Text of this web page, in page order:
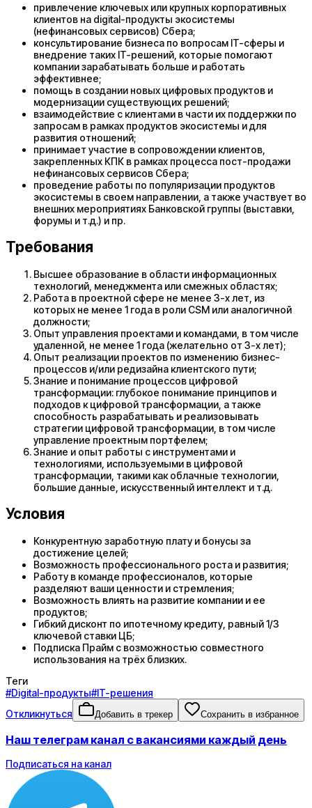
привлечение ключевых или крупных корпоративных
клиентов на digital-продукты экосистемы
(нефинансовых сервисов) Сбера;
консультирование бизнеса по вопросам IT-сферы и
внедрение таких IT-решений, которые помогают
компании зарабатывать больше и работать
эффективнее;
помощь в создании новых цифровых продуктов и
модернизации существующих решений;
взаимодействие с клиентами в части их поддержки по
запросам в рамках продуктов экосистемы и для
развития отношений;
принимает участие в сопровождении клиентов,
закрепленных КПК в рамках процесса пост-продажи
нефинансовых сервисов Сбера;
проведение работы по популяризации продуктов
экосистемы в своем направлении, а также участвует во
внешних мероприятиях Банковской группы (выставки,
форумы и т.д.) и пр.
Требования
Высшее образование в области информационных
технологий, менеджмента или смежных областях;
Работа в проектной сфере не менее 3-х лет, из
которых не менее 1 года в роли CSM или аналогичной
должности;
Опыт управления проектами и командами, в том числе
удаленной, не менее 1 года (желательно от 3-х лет);
Опыт реализации проектов по изменению бизнес-
процессов и/или редизайна клиентского пути;
Знание и понимание процессов цифровой
трансформации: глубокое понимание принципов и
подходов к цифровой трансформации, а также
способность разрабатывать и реализовывать
стратегии цифровой трансформации, в том числе
управление проектным портфелем;
Знание и опыт работы с инструментами и
технологиями, используемыми в цифровой
трансформации, такими как облачные технологии,
большие данные, искусственный интеллект и т.д.
Условия
Конкурентную заработную плату и бонусы за
достижение целей;
Возможность профессионального роста и развития;
Работу в команде профессионалов, которые
разделяют ваши ценности и стремления;
Возможность влиять на развитие компании и ее
продуктов;
Гибкий дисконт по ипотечному кредиту, равный 1/3
ключевой ставки ЦБ;
Подписка Прайм с возможностью совместного
использования на трёх близких.
Теги
#Digital-продукты#IT-решения
Откликнуться
Добавить в трекер Сохранить в избранное
Наш телеграм канал с вакансиями каждый день
Подписаться на канал